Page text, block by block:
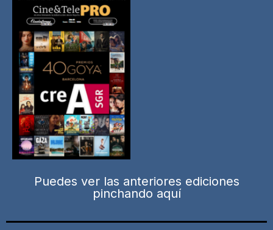
Puedes ver las anteriores ediciones
pinchando aquí